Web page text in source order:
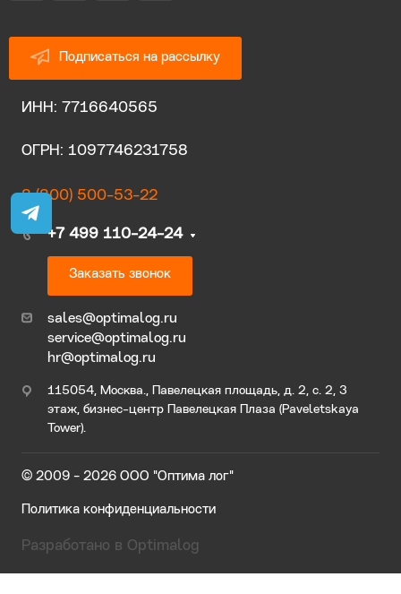
Подписаться на рассылку
ИНН: 7716640565
ОГРН: 1097746231758
8 (800) 500-53-22
+7 499 110-24-24
Заказать звонок
sales@optimalog.ru
service@optimalog.ru
hr@optimalog.ru
115054, Москва., Павелецкая площадь, д. 2, с. 2, 3
этаж, бизнес-центр Павелецкая Плаза (Paveletskaya
Tower).
© 2009 - 2026 ООО "Оптима лог"
Политика конфиденциальности
Разработано в Optimalog